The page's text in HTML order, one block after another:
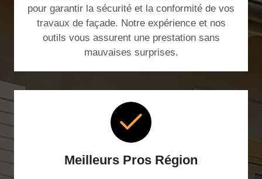
pour garantir la sécurité et la conformité de vos
travaux de façade. Notre expérience et nos
outils vous assurent une prestation sans
mauvaises surprises.
Meilleurs Pros Région